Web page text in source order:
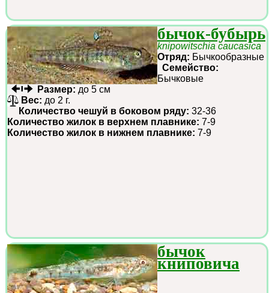
бычок-бубырь
knipowitschia caucasica
Отряд: Бычкообразные
Семейство:
Бычковые
Размер: до 5 см
Вес: до 2 г.
Количество чешуй в боковом ряду: 32-36
Количество жилок в верхнем плавнике: 7-9
Количество жилок в нижнем плавнике: 7-9
бычок
книповича